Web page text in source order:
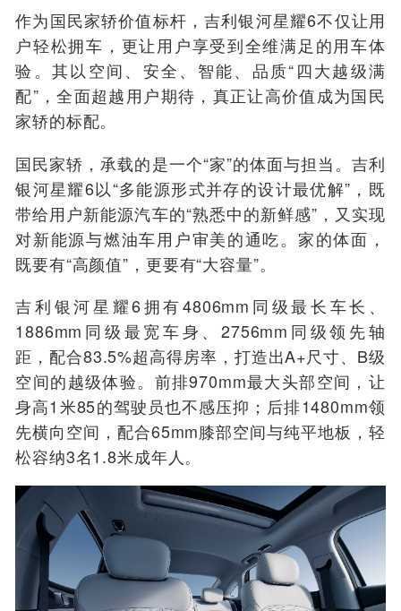
作为国民家轿价值标杆，吉利银河星耀6不仅让用
户轻松拥车，更让用户享受到全维满足的用车体
验。其以空间、安全、智能、品质“四大越级满
配”，全面超越用户期待，真正让高价值成为国民
家轿的标配。
国民家轿，承载的是一个“家”的体面与担当。吉利
银河星耀6以“多能源形式并存的设计最优解”，既
带给用户新能源汽车的“熟悉中的新鲜感”，又实现
对新能源与燃油车用户审美的通吃。家的体面，
既要有“高颜值”，更要有“大容量”。
吉利银河星耀6拥有4806mm同级最长车长、
1886mm同级最宽车身、2756mm同级领先轴
距，配合83.5%超高得房率，打造出A+尺寸、B级
空间的越级体验。前排970mm最大头部空间，让
身高1米85的驾驶员也不感压抑；后排1480mm领
先横向空间，配合65mm膝部空间与纯平地板，轻
松容纳3名1.8米成年人。